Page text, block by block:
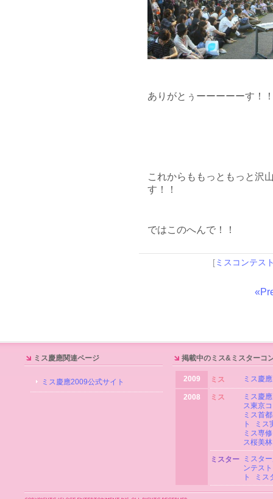
ありがとぅーーーーーす！
これからももっともっと沢
す！！
ではこのへんで！！
[ミスコンテス
ミス慶應関連ページ
ミス慶應2009公式サイト
掲載中のミス&ミスターコ
2009 ミス ミス慶
2008 ミス
ミス慶
ス東京
ミス首
ト
ミス
ミス専
ス桜美
ミスター
ミスタ
ンテスト
ト
ミス